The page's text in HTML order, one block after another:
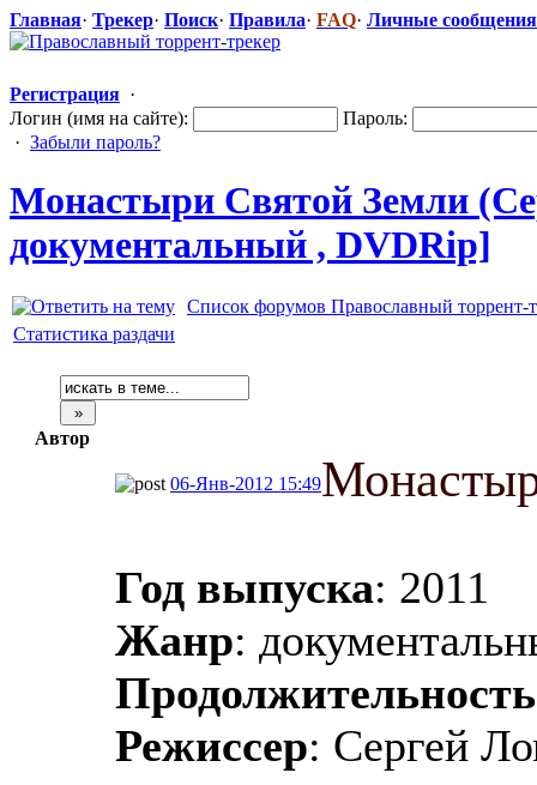
Главная· Трекер· Поиск· Правила· FAQ· Личные сообщения
Регистрация ·
Логин (имя на сайте):
Пароль:
· Забыли пароль?
Монастыри Святой Земли
документальн​ый , DVDRip]
Список форумов Православный торрент-
Статистика раздачи
Автор
06-Янв-2012 15:49
Год выпуска: 2011
Жанр:
Продолжительность
Режиссер: Сергей